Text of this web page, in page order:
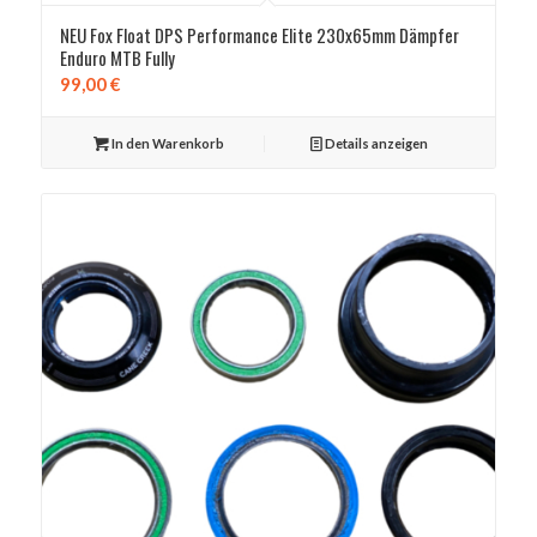
NEU Fox Float DPS Performance Elite 230x65mm Dämpfer
Enduro MTB Fully
99,00€
In den Warenkorb Details anzeigen